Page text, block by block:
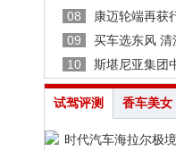
08
康迈轮端再获
09
买车选东风
10
斯堪尼亚集团
试驾评测 香车美女